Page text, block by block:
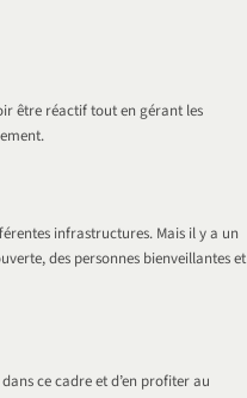
être réactif tout en gérant les
infrastructures. Mais il y a un
des personnes bienveillantes et
ce cadre et d’en profiter au